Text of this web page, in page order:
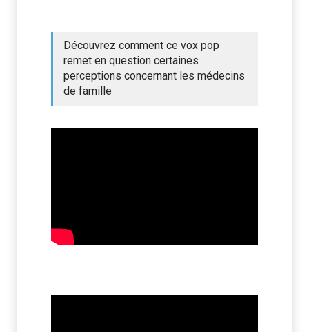
Découvrez comment ce vox pop
remet en question certaines
perceptions concernant les médecins
de famille